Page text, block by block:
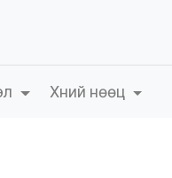
Хүний нөөц